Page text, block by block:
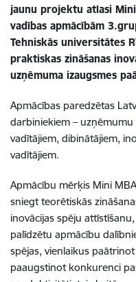
jaunu projektu atlasi
vadības apmācībām
Tehniskās universitātes
praktiskas zināšanas
uzņēmuma izaugsmes
Apmācības paredzētas
darbiniekiem –
vadītājiem, dibinātājiem,
vadītājiem.
Apmācību mērķis Mini
sniegt teorētiskās
inovācijas spēju
palīdzētu apmācību
spējas, vienlaikus
paaugstinot konkurenci